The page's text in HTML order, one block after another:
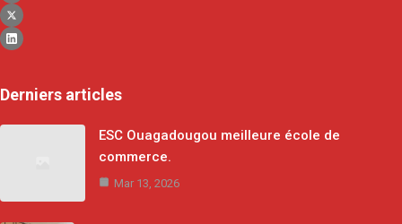
Derniers articles
ESC Ouagadougou meilleure école de
commerce.
Mar 13, 2026